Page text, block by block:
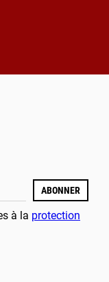
ABONNER
à la protection